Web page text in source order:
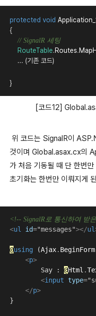
protected void
{
// SignalR 세팅
RouteTable.Routes.
    ... (기존 코드)
}
[코드12]
위 코드는 SignalR이
것이며 Global.asax.cx의
가 처음 기동될 때 단 한번
초기화는 한번만 이뤄지게
<!-- SignalR로 통신하여 받
<ul id="messages"></ul
@using (Ajax. BeginForm
<p>
Say : @Html .
<input type=
</p>
}